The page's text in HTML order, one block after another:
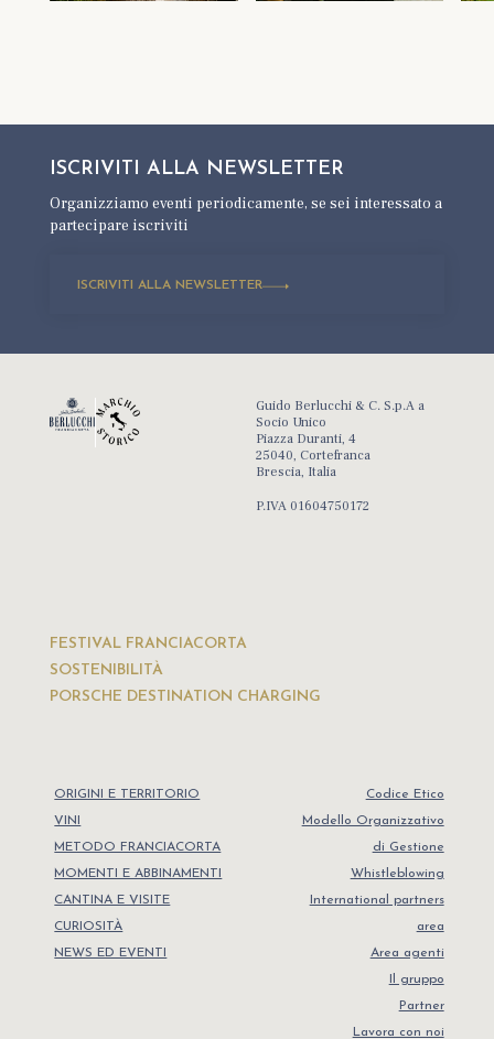
ISCRIVITI ALLA NEWSLETTER
Organizziamo eventi periodicamente,se sei interessato a
partecipare iscriviti
ISCRIVITI ALLA NEWSLETTER
Guido Berlucchi & C. S.p.A a
Socio Unico
Piazza Duranti, 4
25040, Cortefranca
Brescia, Italia
P.IVA 01604750172
FESTIVAL FRANCIACORTA
SOSTENIBILITÀ
PORSCHE DESTINATION CHARGING
ORIGINI E TERRITORIO
VINI
METODO FRANCIACORTA
MOMENTI E ABBINAMENTI
CANTINA E VISITE
CURIOSITÀ
NEWS ED EVENTI
Codice Etico
Modello Organizzativo
di Gestione
Whistleblowing
International partners
area
Area agenti
Il gruppo
Partner
Lavora con noi